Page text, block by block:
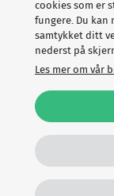
Cookies
Vilkår,
cookies som er
fungere. Du kan
samtykket ditt
nederst på
Les mer om vår